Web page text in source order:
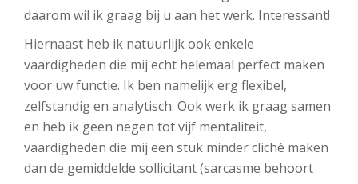
daarom wil ik graag bij u aan het werk. Interessant!
Hiernaast heb ik natuurlijk ook enkele
vaardigheden die mij echt helemaal perfect maken
voor uw functie. Ik ben namelijk erg flexibel,
zelfstandig en analytisch. Ook werk ik graag samen
en heb ik geen negen tot vijf mentaliteit,
vaardigheden die mij een stuk minder cliché maken
dan de gemiddelde sollicitant (sarcasme behoort